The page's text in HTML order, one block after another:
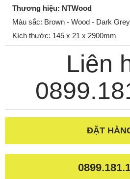
Thương hiệu: NTWood
Màu sắc: Brown - Wood - Dark Grey
Kích thước: 145 x 21 x 2900mm
Liên
ĐẶT